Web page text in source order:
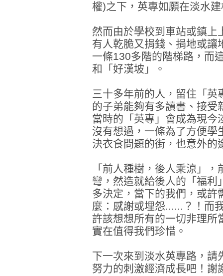
權)之下，英專如願在淡水
然而由於學校到車站或鎮上
有人乾脆又捐錢、捐地或讓
一條130多階的階梯路，而
和「好漢坡」。
三十多年前的人，留住「英
的子弟能夠有多讀書、接受
當時的「英專」會成為現今
沒有想過，一條為了方便學
決衣食問題的街，也意外的
「前人種樹，後人乘涼」
彎，然造就給後人的「福利
多決定，當下的我們，或許
麼：感謝或埋怨......？！而
許該想想所有的一切非理所
實在值得我們珍惜。
下一次來到淡水英專路，請
努力的刺激經濟成長吧！謝